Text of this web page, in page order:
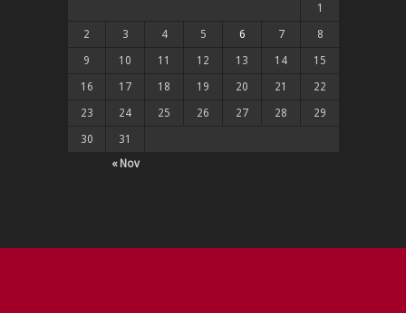
« Nov
1
2 3 4 5 6 7 8
9 10 11 12 13 14 15
16 17 18 19 20 21 22
23 24 25 26 27 28 29
30 31